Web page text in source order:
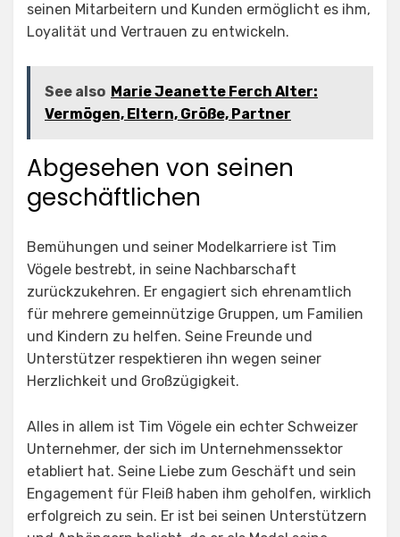
seinen Mitarbeitern und Kunden ermöglicht es ihm,
Loyalität und Vertrauen zu entwickeln.
See also Marie Jeanette Ferch Alter:
Vermögen, Eltern, Größe, Partner
Abgesehen von seinen
geschäftlichen
Bemühungen und seiner Modelkarriere ist Tim
Vögele bestrebt, in seine Nachbarschaft
zurückzukehren. Er engagiert sich ehrenamtlich
für mehrere gemeinnützige Gruppen, um Familien
und Kindern zu helfen. Seine Freunde und
Unterstützer respektieren ihn wegen seiner
Herzlichkeit und Großzügigkeit.
Alles in allem ist Tim Vögele ein echter Schweizer
Unternehmer, der sich im Unternehmenssektor
etabliert hat. Seine Liebe zum Geschäft und sein
Engagement für Fleiß haben ihm geholfen, wirklich
erfolgreich zu sein. Er ist bei seinen Unterstützern